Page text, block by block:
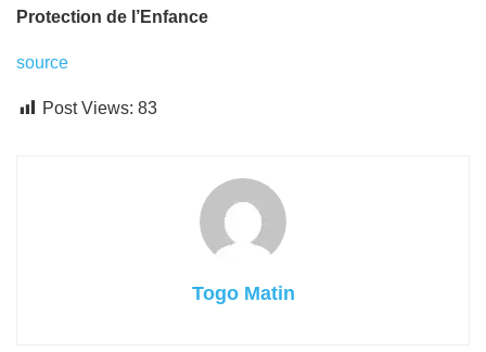
Protection de l’Enfance
source
Post Views: 83
Togo Matin